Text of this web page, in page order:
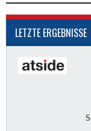
LETZTE ERGEBNISSE